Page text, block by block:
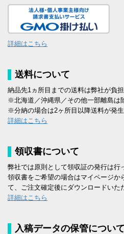
詳細はこちら
送料について
納品先1ヵ所目までの送料は弊社が負
※北海道／沖縄県／その他一部離島は
※分納の場合は2ヶ所目以降送料が発生
詳細はこちら
領収書について
弊社では原則として領収証の発行は行
領収書をご希望の場合はマイページか
て、ご注文確定後にダウンロードいた
詳細はこちら
入稿データの保管について